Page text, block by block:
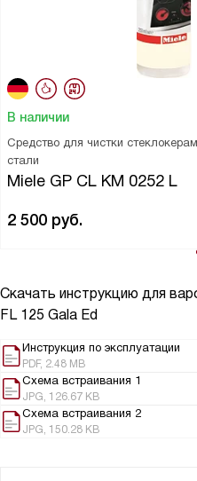
В наличии
Средство для чистки
стали
Miele GP CL KM 0252 L
2 500 руб.
Скачать инструкцию для
FL 125 Gala Ed
Инструкция по эксплуатации
PDF, 2.48 MB
Схема встраивания 1
JPG, 126.67 KB
Схема встраивания 2
JPG, 150.28 KB